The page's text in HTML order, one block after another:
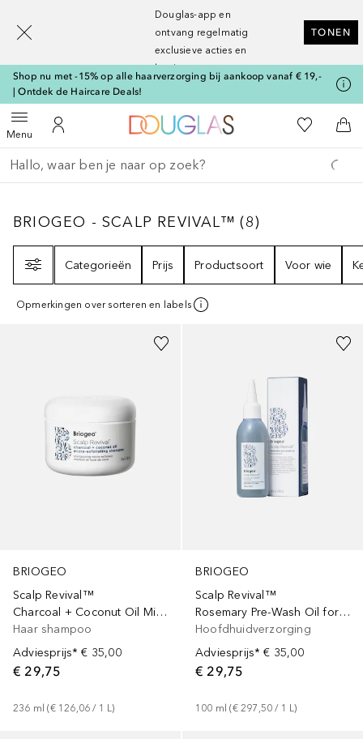
Douglas-app en
ontvang regelmatig
exclusieve acties en
kortingen
TONEN
Shop nu met -15% op alle haarverzorging bij aankoop vanaf € 19,-
| Ontdek de Haircare Deals!
MenuOpen menuNaar Mijn Account
Naar Douglas Home
Naar Mijn
Ga terug
Zoekopdracht uitvoeren
BRIOGEO - SCALP REVIVAL™8
BRIOGEO - SCALP REVIVAL™ (8)
Categorieën
Prijs Productsoort Voor wie
Opmerkingen over sorteren en labels
BRIOGEO
Scalp Revival™
Charcoal + Coconut Oil Micro-Exfoliating Shampoo
Haar shampoo
Adviesprijs* € 35,00
€ 29,75
236 ml (€ 126,06 / 1 L)
BRIOGEO
Scalp Revival™
Rosemary Pre-Wash Oil for Hair and Scalp
Hoofdhuidverzorging
Adviesprijs* € 35,00
€ 29,75
100 ml (€ 297,50 / 1 L)
[navigation.slideout.screenreader]